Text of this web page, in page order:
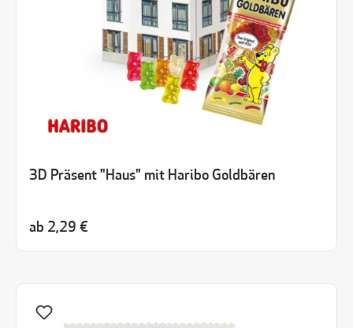
3D Präsent "Haus" mit Haribo Goldbären
ab 2,29 €